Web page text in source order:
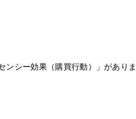
ンシー効果（購買行動）」があり